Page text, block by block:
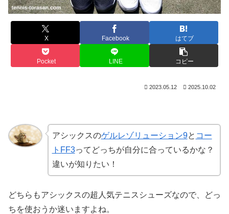
X Facebook はてブ
Pocket LINE コピー
2023.05.12 2025.10.02
アシックスのゲルレゾリューション9と コー
トFF3ってどっちが自分に合っているかな？
違いが知りたい！
どちらもアシックスの超人気テニスシューズなので、どっ
ちを使おうか迷いますよね。